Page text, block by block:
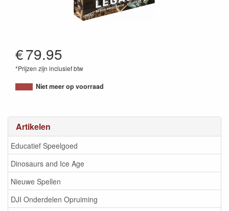
Artikelen
Educatief Speelgoed
Dinosaurs and Ice Age
Nieuwe Spellen
DJI Onderdelen Opruiming
€79.95
*Prijzen zijn inclusief btw
8717371241841
Niet meer op voorraad